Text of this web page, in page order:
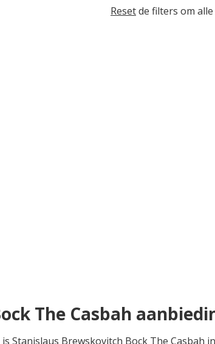
Resetde filters om
The Casbah
Stanislaus Brewskovitch Bock The Casbah